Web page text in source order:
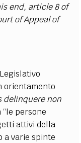
end, article 8 of
of Appeal of
orientamento
delinquere non
persone
attivi della
a varie spinte